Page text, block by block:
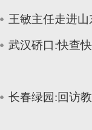
王敏主任走进
武汉硚口:快查
长春绿园:回访